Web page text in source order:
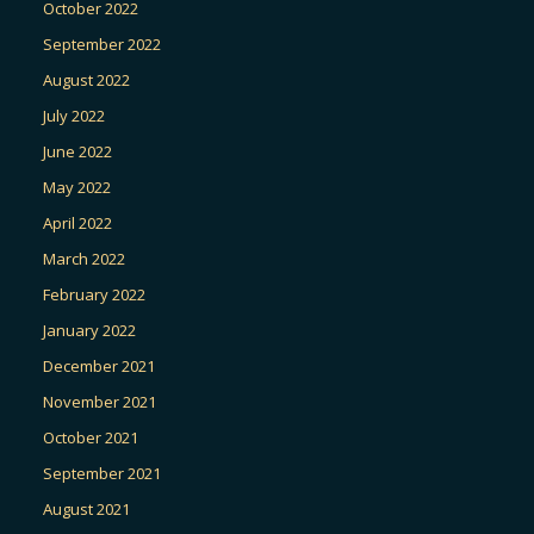
October 2022
September 2022
August 2022
July 2022
June 2022
May 2022
April 2022
March 2022
February 2022
January 2022
December 2021
November 2021
October 2021
September 2021
August 2021